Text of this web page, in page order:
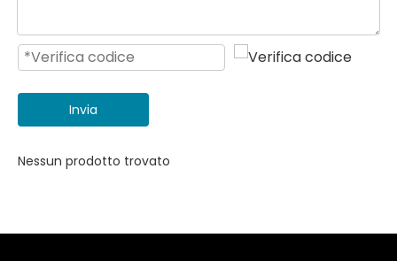
Invia
Nessun prodotto trovato